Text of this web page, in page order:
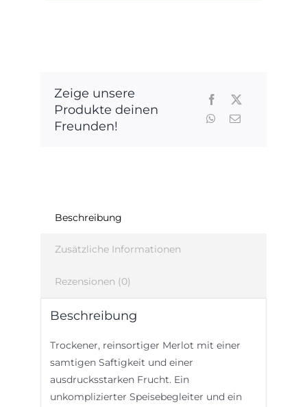
Beschreibung
Zusätzliche Informationen
Rezensionen (0)
Beschreibung
Trockener, reinsortiger Merlot mit einer
samtigen Saftigkeit und einer
ausdrucksstarken Frucht. Ein
unkomplizierter Speisebegleiter und ein
Zeige unsere
Produkte deinen
Freunden!